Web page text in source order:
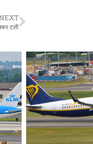
टली